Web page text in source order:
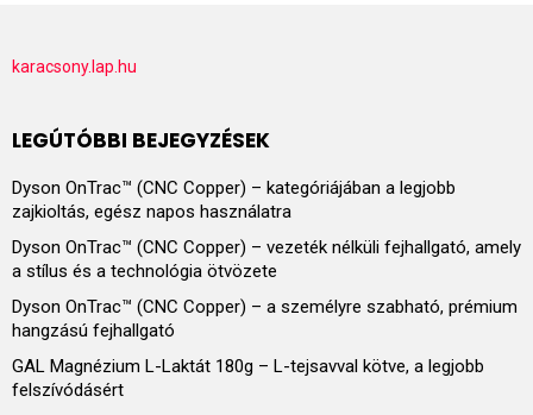
karacsony.lap.hu
LEGÚTÓBBI BEJEGYZÉSEK
Dyson OnTrac™ (CNC Copper) – kategóriájában a legjobb
zajkioltás, egész napos használatra
Dyson OnTrac™ (CNC Copper) – vezeték nélküli fejhallgató, amely
a stílus és a technológia ötvözete
Dyson OnTrac™ (CNC Copper) – a személyre szabható, prémium
hangzású fejhallgató
GAL Magnézium L-Laktát 180g – L-tejsavval kötve, a legjobb
felszívódásért